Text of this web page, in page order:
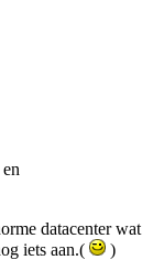
datacenter wat
iets aan.(
)